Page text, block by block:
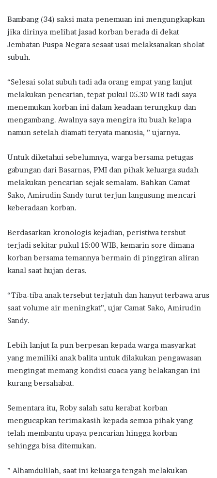
Bambang (34) saksi mata penemuan ini mengungkapkan
jika dirinya melihat jasad korban berada di dekat
Jembatan Puspa Negara sesaat usai melaksanakan sholat
subuh.
“Selesai solat subuh tadi ada orang empat yang lanjut
melakukan pencarian, tepat pukul 05.30 WIB tadi saya
menemukan korban ini dalam keadaan terungkup dan
mengambang. Awalnya saya mengira itu buah kelapa
namun setelah diamati teryata manusia, ” ujarnya.
Untuk diketahui sebelumnya, warga bersama petugas
gabungan dari Basarnas, PMI dan pihak keluarga sudah
melakukan pencarian sejak semalam. Bahkan Camat
Sako, Amirudin Sandy turut terjun langusung mencari
keberadaan korban.
Berdasarkan kronologis kejadian, peristiwa tersbut
terjadi sekitar pukul 15:00 WIB, kemarin sore dimana
korban bersama temannya bermain di pinggiran aliran
kanal saat hujan deras.
“Tiba-tiba anak tersebut terjatuh dan hanyut terbawa arus
saat volume air meningkat”, ujar Camat Sako, Amirudin
Sandy.
Lebih lanjut Ia pun berpesan kepada warga masyarkat
yang memiliki anak balita untuk dilakukan pengawasan
mengingat memang kondisi cuaca yang belakangan ini
kurang bersahabat.
Sementara itu, Roby salah satu kerabat korban
mengucapkan terimakasih kepada semua pihak yang
telah membantu upaya pencarian hingga korban
sehingga bisa ditemukan.
” Alhamdulilah, saat ini keluarga tengah melakukan